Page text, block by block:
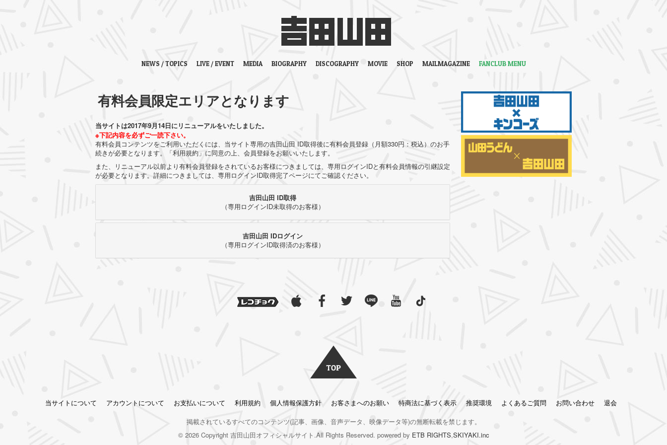
NEWS / TOPICS LIVE / EVENT MEDIA BIOGRAPHY DISCOGRAPHY MOVIE SHOP MAILMAGAZINE FANCLUB MENU
有料会員限定エリアとなります
当サイトは2017年9月14日にリニューアルをいたしました。
※下記内容を必ずご一読下さい。
有料会員コンテンツをご利用いただくには、当サイト専用の吉田山田 ID取得後に有料会員登録（月額330円：税込）のお手
続きが必要となります。「利用規約」に同意の上、会員登録をお願いいたします。
また、リニューアル以前より有料会員登録をされているお客様につきましては、専用ログインIDと有料会員情報の引継設定
が必要となります。詳細につきましては、専用ログインID取得完了ページにてご確認ください。
吉田山田 ID取得
（専用ログインID未取得のお客様）
吉田山田 IDログイン
（専用ログインID取得済のお客様）
当サイトについて アカウントについて お支払いについて 利用規約 個人情報保護方針 お客さまへのお願い 特商法に基づく表示 推奨環境 よくあるご質問 お問い合わせ
退会
掲載されているすべてのコンテンツ(記事、画像、音声データ、映像データ等)の無断転載を禁じます。
© 2026 Copyright 吉田山田オフィシャルサイト.All Rights Reserved. powered by ETB RIGHTS,SKIYAKI.inc